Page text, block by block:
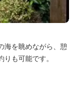
海を眺めながら、憩
も可能です。